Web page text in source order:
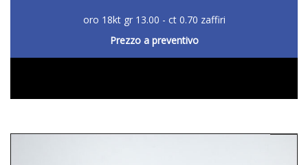
oro 18kt gr 13.00 - ct 0.70 zaffiri
Prezzo a preventivo